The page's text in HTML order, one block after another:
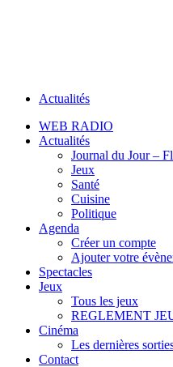
Actualités
WEB RADIO
Actualités
Journal du Jour –
Jeux
Santé
Cuisine
Politique
Agenda
Créer un compte
Ajouter votre
Spectacles
Jeux
Tous les jeux
REGLEMENT
Cinéma
Les dernières
Contact